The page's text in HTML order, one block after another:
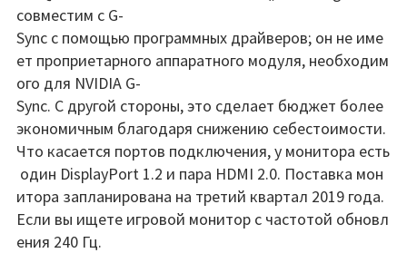
совместим с G-
Sync с помощью программных драйверов; он не име
ет проприетарного аппаратного модуля, необходим
ого для NVIDIA G-
Sync. С другой стороны, это сделает бюджет более
экономичным благодаря снижению себестоимости.
Что касается портов подключения, у монитора есть
один DisplayPort 1.2 и пара HDMI 2.0. Поставка мон
итора запланирована на третий квартал 2019 года.
Если вы ищете игровой монитор с частотой обновл
ения 240 Гц.